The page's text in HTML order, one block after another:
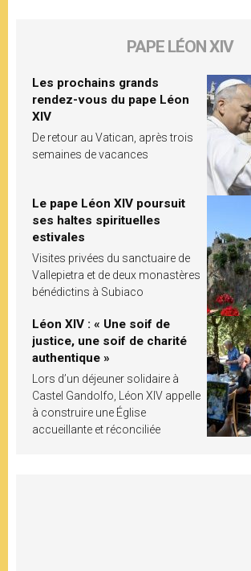
PAPE LÉON XIV
Les prochains grands
rendez-vous du pape Léon
XIV
De retour au Vatican, après trois
semaines de vacances
Le pape Léon XIV poursuit
ses haltes spirituelles
estivales
Visites privées du sanctuaire de
Vallepietra et de deux monastères
bénédictins à Subiaco
Léon XIV : « Une soif de
justice, une soif de charité
authentique »
Lors d’un déjeuner solidaire à
Castel Gandolfo, Léon XIV appelle
à construire une Église
accueillante et réconciliée